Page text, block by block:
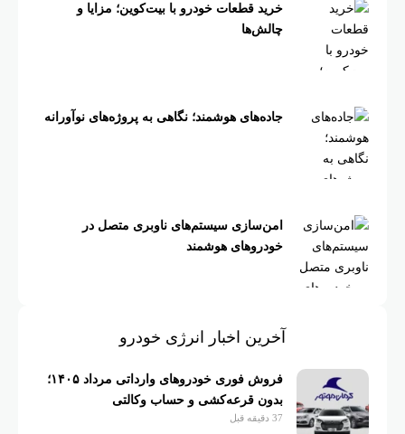
خرید قطعات خودرو با بیت‌کوین؛ مزایا و
چالش‌ها
جاده‌های هوشمند؛ نگاهی به پروژه‌های نوآورانه
امن‌سازی سیستم‌های ناوبری متصل در
خودروهای هوشمند
آخرین اخبار انرژی خودرو
فروش فوری خودروهای وارداتی مرداد ۱۴۰۵؛
بدون قرعه‌کشی و حساب وکالتی
37 دقیقه قبل